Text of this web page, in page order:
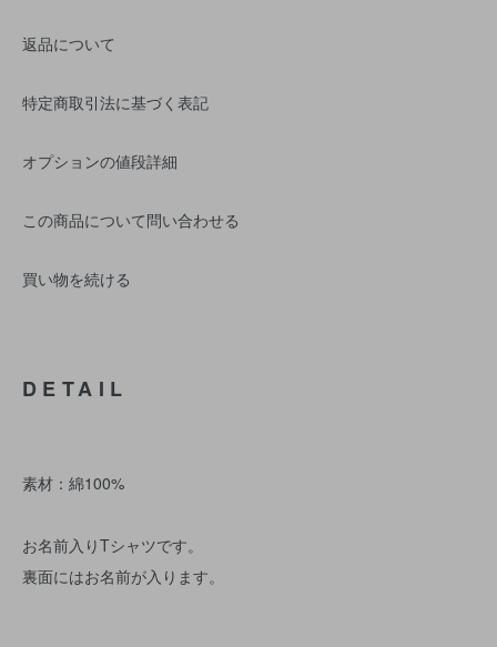
返品について
特定商取引法に基づく表記
オプションの値段詳細
この商品について問い合わせる
買い物を続ける
DETAIL
素材：綿100%
お名前入りTシャツです。
裏面にはお名前が入ります。